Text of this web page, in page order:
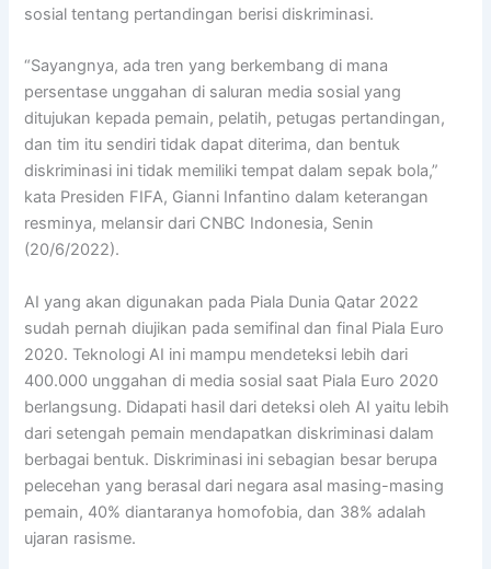
sosial tentang pertandingan berisi diskriminasi.
“Sayangnya, ada tren yang berkembang di mana
persentase unggahan di saluran media sosial yang
ditujukan kepada pemain, pelatih, petugas pertandingan,
dan tim itu sendiri tidak dapat diterima, dan bentuk
diskriminasi ini tidak memiliki tempat dalam sepak bola,”
kata Presiden FIFA, Gianni Infantino dalam keterangan
resminya, melansir dari CNBC Indonesia, Senin
(20/6/2022).
AI yang akan digunakan pada Piala Dunia Qatar 2022
sudah pernah diujikan pada semifinal dan final Piala Euro
2020. Teknologi AI ini mampu mendeteksi lebih dari
400.000 unggahan di media sosial saat Piala Euro 2020
berlangsung. Didapati hasil dari deteksi oleh AI yaitu lebih
dari setengah pemain mendapatkan diskriminasi dalam
berbagai bentuk. Diskriminasi ini sebagian besar berupa
pelecehan yang berasal dari negara asal masing-masing
pemain, 40% diantaranya homofobia, dan 38% adalah
ujaran rasisme.